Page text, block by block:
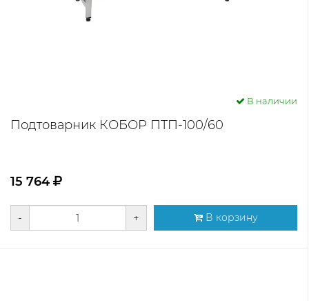
В наличии
Подтоварник КОБОР ПТП-100/60
15 764
- + В корзину